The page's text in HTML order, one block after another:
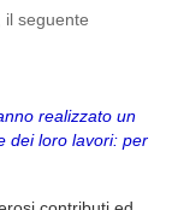
il seguente
realizzato un
dei loro lavori: per